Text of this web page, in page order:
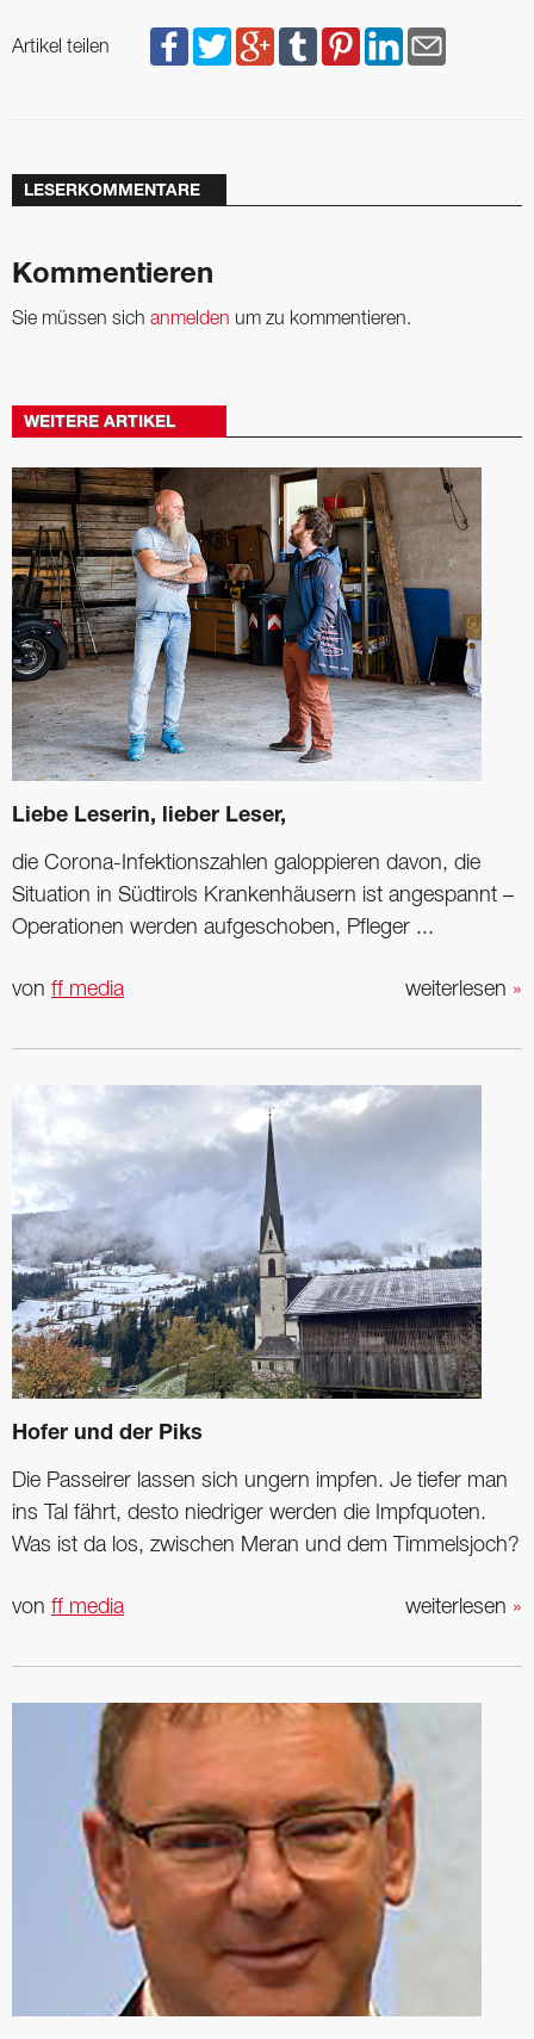
Artikel teilen
LESERKOMMENTARE
Kommentieren
Sie müssen sich anmelden um zu kommentieren.
WEITERE ARTIKEL
Liebe Leserin, lieber Leser,
die Corona-Infektionszahlen galoppieren davon, die
Situation in Südtirols Krankenhäusern ist angespannt –
Operationen werden aufgeschoben, Pfleger ...
weiterlesen »
von ff media
Hofer und der Piks
Die Passeirer lassen sich ungern impfen. Je tiefer man
ins Tal fährt, desto niedriger werden die Impfquoten.
Was ist da los, zwischen Meran und dem Timmelsjoch?
weiterlesen »
von ff media